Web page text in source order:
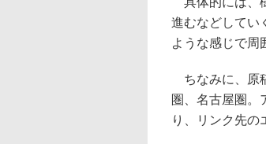
進むなどしてい
ような感じで
ちなみに、原
圏、名古屋圏。
り、リンク先の